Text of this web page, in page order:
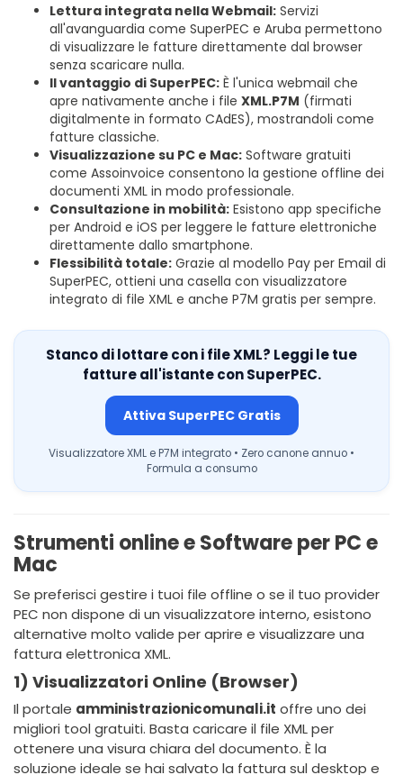
Lettura integrata nella Webmail: Servizi
all'avanguardia come SuperPEC e Aruba permettono
di visualizzare le fatture direttamente dal browser
senza scaricare nulla.
Il vantaggio di SuperPEC: È l'unica webmail che
apre nativamente anche i file XML.P7M (firmati
digitalmente in formato CAdES), mostrandoli come
fatture classiche.
Visualizzazione su PC e Mac: Software gratuiti
come Assoinvoice consentono la gestione offline dei
documenti XML in modo professionale.
Consultazione in mobilità: Esistono app specifiche
per Android e iOS per leggere le fatture elettroniche
direttamente dallo smartphone.
Flessibilità totale: Grazie al modello Pay per Email di
SuperPEC, ottieni una casella con visualizzatore
integrato di file XML e anche P7M gratis per sempre.
Stanco di lottare con i file XML? Leggi le tue
fatture all'istante con SuperPEC.
Attiva SuperPEC Gratis
Visualizzatore XML e P7M integrato • Zero canone annuo •
Formula a consumo
Strumenti online e Software per PC e
Mac
Se preferisci gestire i tuoi file offline o se il tuo provider
PEC non dispone di un visualizzatore interno, esistono
alternative molto valide per aprire e visualizzare una
fattura elettronica XML.
1) Visualizzatori Online (Browser)
Il portale amministrazionicomunali.it offre uno dei
migliori tool gratuiti. Basta caricare il file XML per
ottenere una visura chiara del documento. È la
soluzione ideale se hai salvato la fattura sul desktop e